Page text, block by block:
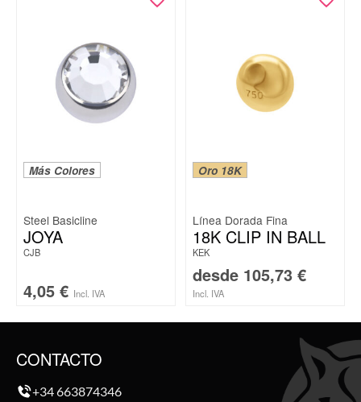
Más Colores
Steel Basicline
JOYA
CJB
4,05 € Incl. IVA
Oro 18K
Línea Dorada Fina
18K CLIP IN BALL
KEK
desde 105,73 €
Incl. IVA
CONTACTO
+34 663874346